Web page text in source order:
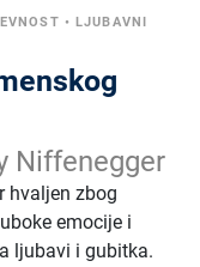
•LJUBAVNI
Niffenegger
hvaljen zbog
emocije i
ljubavi i gubitka.